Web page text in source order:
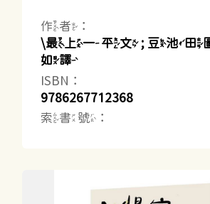
作者：
\最上一平文 ; 豆池田
如譯
ISBN：
9786267712368
索書號：